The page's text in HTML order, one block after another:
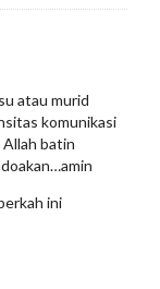
atau murid
komunikasi
batin
ini